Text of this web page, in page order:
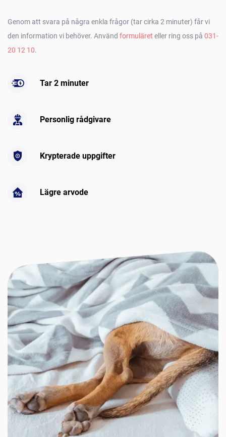
Genom att svara på några enkla frågor (tar cirka 2 minuter) får vi
den information vi behöver. Använd formuläret eller ring oss på 031-
20 12 10.
Tar 2 minuter
Personlig rådgivare
Krypterade uppgifter
Lägre arvode